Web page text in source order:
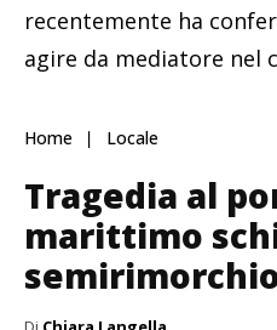
recentemente ha
agire da mediatore nel
Home Locale
Tragedia al
marittimo